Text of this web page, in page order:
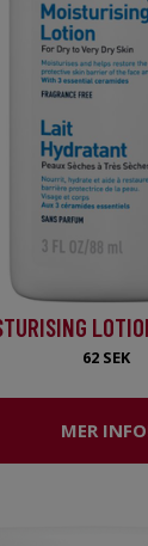
62 SEK
MER